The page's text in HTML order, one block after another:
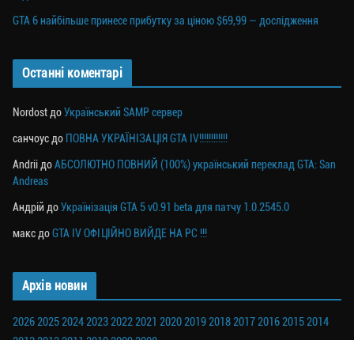
GTA 6 найбільше принесе прибутку за ціною $69,99 — дослідження
Останні коментарі
Nordost доУкраїнський SAMP сервер
санчоус до ПОВНА УКРАЇНІЗАЦІЯ GTA IV!!!!!!!!!!!!
Andrii доАБСОЛЮТНО ПОВНИЙ (100%) український переклад GTA: San
Andreas
Андрій доУкраїнізація GTA 5 v0.91 beta для патчу 1.0.2545.0
макс доGTA IV ОФІЦІЙНО ВИЙДЕ НА PC !!!
Архів новин
202620252024202320222021 2020201920182017201620152014